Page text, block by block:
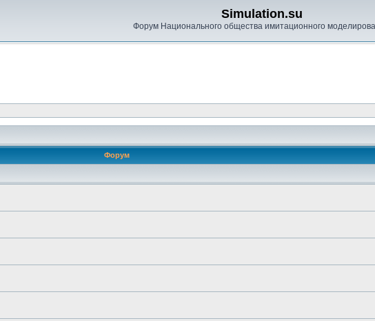
Simulation.su
Форум Национального общества имитационного
Форум